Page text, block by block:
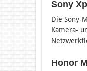
Sony
Die Sony-
Kamera-
Honor